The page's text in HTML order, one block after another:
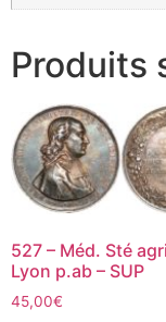
Produits
527 – Méd. Sté
Lyon p.ab – SUP
45,00€